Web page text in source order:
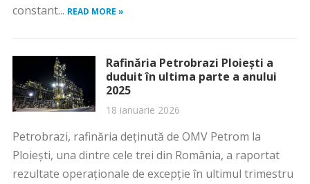
constant... READ MORE »
Rafinăria Petrobrazi Ploiești a
duduit în ultima parte a anului
2025
18 ianuarie 2026
Petrobrazi, rafinăria deținută de OMV Petrom la
Ploiești, una dintre cele trei din România, a raportat
rezultate operaționale de excepție în ultimul trimestru